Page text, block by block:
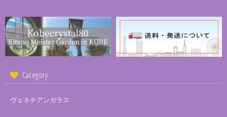
Category
ヴェネチアンガラス